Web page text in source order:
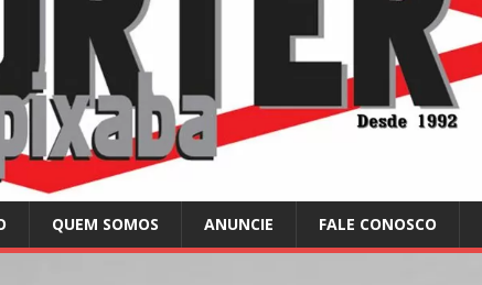
QUEM SOMOS ANUNCIE FALE CONOSCO